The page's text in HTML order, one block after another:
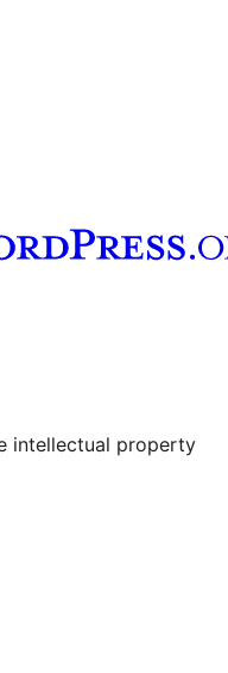
besuchen
von WordPress.org besuchen
intellectual property